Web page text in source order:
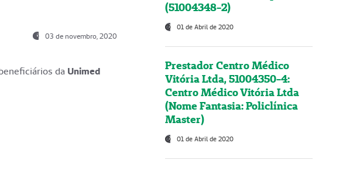
03 de novembro, 2020
da Unimed
(51004348-2)
01 de Abril de 2020
Prestador Centro Médico
Vitória Ltda, 51004350-4:
Centro Médico Vitória Ltda
(Nome Fantasia: Policlínica
Master)
01 de Abril de 2020